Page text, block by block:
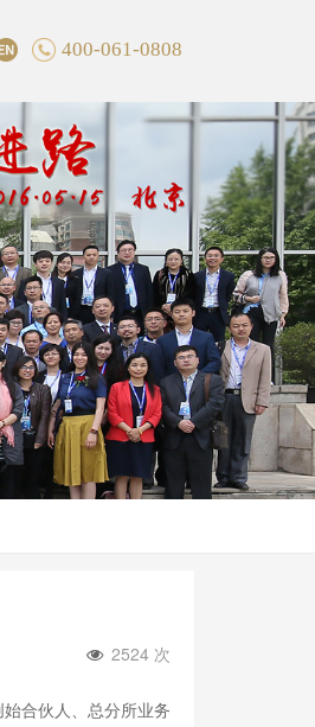
400-061-0808
2524 次
合伙人、总分所业务